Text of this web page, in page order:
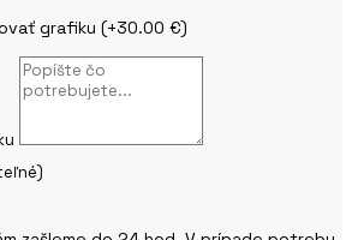
grafiku (+30.00 €)